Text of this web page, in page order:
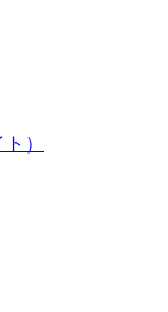
）